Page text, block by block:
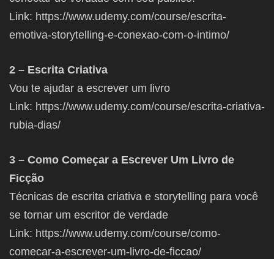
Link: https://www.udemy.com/course/escrita-
emotiva-storytelling-e-conexao-com-o-intimo/
2 – Escrita Criativa
Vou te ajudar a escrever um livro
Link: https://www.udemy.com/course/escrita-criativa-
rubia-dias/
3 – Como Começar a Escrever Um Livro de
Ficção
Técnicas de escrita criativa e storytelling para você
se tornar um escritor de verdade
Link: https://www.udemy.com/course/como-
comecar-a-escrever-um-livro-de-ficcao/